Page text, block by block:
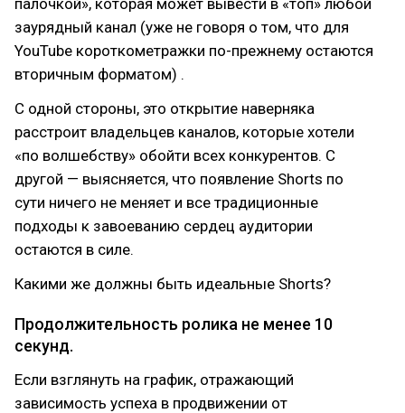
заурядный канал (уже не говоря о том, что для
YouTube короткометражки по-прежнему остаются
вторичным форматом) .
С одной стороны, это открытие наверняка
расстроит владельцев каналов, которые хотели
«по волшебству» обойти всех конкурентов. С
другой — выясняется, что появление Shorts по
сути ничего не меняет и все традиционные
подходы к завоеванию сердец аудитории
остаются в силе.
Какими же должны быть идеальные Shorts?
Продолжительность ролика не менее 10
секунд.
Если взглянуть на график, отражающий
зависимость успеха в продвижении от